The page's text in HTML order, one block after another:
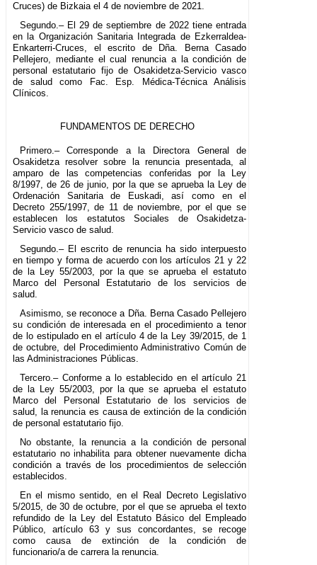
Cruces) de Bizkaia el 4 de noviembre de 2021.
Segundo.– El 29 de septiembre de 2022 tiene entrada
en la Organización Sanitaria Integrada de Ezkerraldea-
Enkarterri-Cruces, el escrito de Dña. Berna Casado
Pellejero, mediante el cual renuncia a la condición de
personal estatutario fijo de Osakidetza-Servicio vasco
de salud como Fac. Esp. Médica-Técnica Análisis
Clínicos.
FUNDAMENTOS DE DERECHO
Primero.– Corresponde a la Directora General de
Osakidetza resolver sobre la renuncia presentada, al
amparo de las competencias conferidas por la Ley
8/1997, de 26 de junio, por la que se aprueba la Ley de
Ordenación Sanitaria de Euskadi, así como en el
Decreto 255/1997, de 11 de noviembre, por el que se
establecen los estatutos Sociales de Osakidetza-
Servicio vasco de salud.
Segundo.– El escrito de renuncia ha sido interpuesto
en tiempo y forma de acuerdo con los artículos 21 y 22
de la Ley 55/2003, por la que se aprueba el estatuto
Marco del Personal Estatutario de los servicios de
salud.
Asimismo, se reconoce a Dña. Berna Casado Pellejero
su condición de interesada en el procedimiento a tenor
de lo estipulado en el artículo 4 de la Ley 39/2015, de 1
de octubre, del Procedimiento Administrativo Común de
las Administraciones Públicas.
Tercero.– Conforme a lo establecido en el artículo 21
de la Ley 55/2003, por la que se aprueba el estatuto
Marco del Personal Estatutario de los servicios de
salud, la renuncia es causa de extinción de la condición
de personal estatutario fijo.
No obstante, la renuncia a la condición de personal
estatutario no inhabilita para obtener nuevamente dicha
condición a través de los procedimientos de selección
establecidos.
En el mismo sentido, en el Real Decreto Legislativo
5/2015, de 30 de octubre, por el que se aprueba el texto
refundido de la Ley del Estatuto Básico del Empleado
Público, artículo 63 y sus concordantes, se recoge
como causa de extinción de la condición de
funcionario/a de carrera la renuncia.